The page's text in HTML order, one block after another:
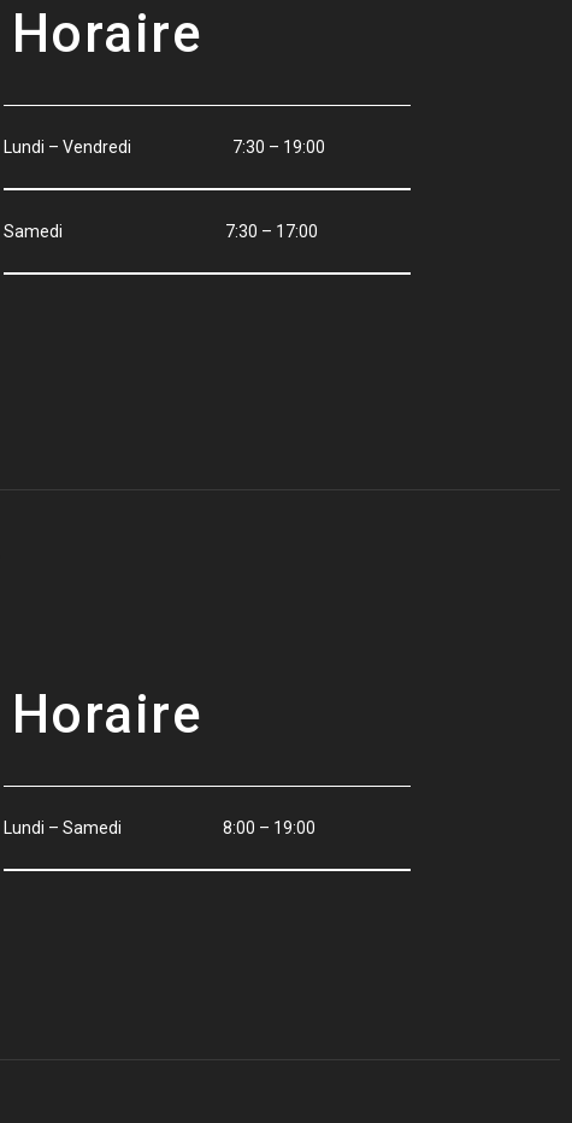
Horaire
Lundi – Vendredi 7:30 – 19:00
Samedi 7:30 – 17:00
Horaire
Lundi – Samedi 8:00 – 19:00